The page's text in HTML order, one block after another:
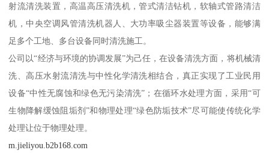
射流清洗装置，高温高压清洗机，管式清洁钻机，软轴式管路清洁
机，中央空调风管清洗机器人、大功率吸尘器装置等设备，能够满
足多个工地、多台设备同时清洗施工。
公司以“经济与环境的协调发展”为己任，在设备清洗方面，将机械清
洗、高压水射流清洗与中性化学清洗相结合，真正实现了工业民用
设备“中性无腐蚀和绿色无污染清洗”；在循环水处理方面，采用“可
生物降解缓蚀阻垢剂”和物理处理“绿色防垢技术”尽可能使传统化学
处理让位于物理处理。
m.jieliyou.b2b168.com